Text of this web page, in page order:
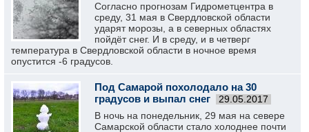
Согласно прогнозам Гидрометцентра в
среду, 31 мая в Свердловской области
ударят морозы, а в северных областях
пойдёт снег. И в среду, и в четверг
температура в Свердловской области в ночное время
опустится -6 градусов.
Под Самарой похолодало на 30
градусов и выпал снег
29.05.2017
В ночь на понедельник, 29 мая на севере
Самарской области стало холоднее почти